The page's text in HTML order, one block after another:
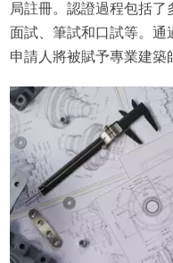
局註冊。認證過程包括了
面試、筆試和口試等。通
申請人將被賦予專業建築